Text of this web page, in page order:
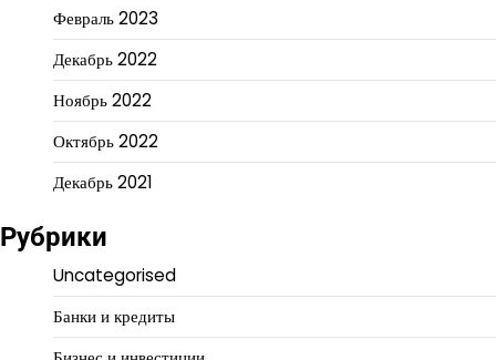
Февраль 2023
Декабрь 2022
Ноябрь 2022
Октябрь 2022
Декабрь 2021
Рубрики
Uncategorised
Банки и кредиты